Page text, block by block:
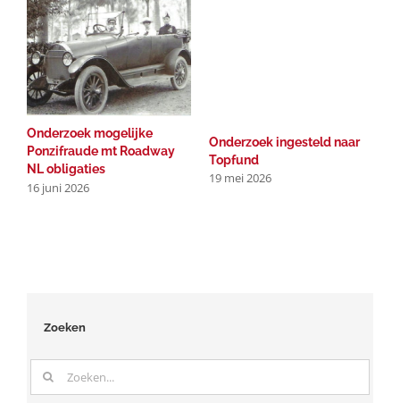
Onderzoek mogelijke
Ponzifraude mt Roadway
NL obligaties
16 juni 2026
Onderzoek ingesteld naar
Topfund
19 mei 2026
Zoeken
Zoeken
naar: